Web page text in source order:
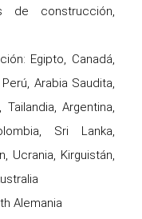
de construcción,
Egipto, Canadá,
Arabia Saudita,
Tailandia, Argentina,
Sri Lanka,
Ucrania, Kirguistán,
Alemania